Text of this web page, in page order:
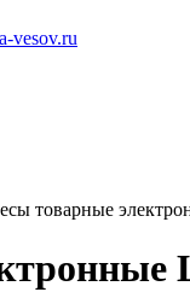
vesov.ru
товарные